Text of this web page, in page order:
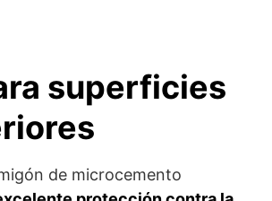
superficies
de microcemento